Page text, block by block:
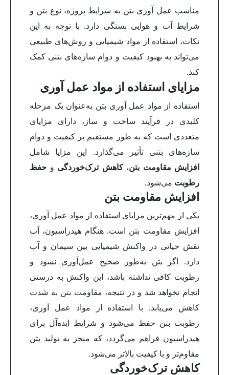
مناسب عمل آوری بتن به شرایط پروژه، نوع بتن و
شرایط آب و هوایی بستگی دارد. با توجه به این
نکات، استفاده از مواد شیمیایی و روش‌های طبیعی
می‌تواند به بهبود کیفیت و دوام سازه‌های بتنی کمک
کند.
مزایای استفاده از مواد عمل آوری
استفاده از مواد عمل آوری بتن به‌عنوان یک مرحله
کلیدی در فرآیند ساخت و ساز، دارای مزایای
متعددی است که به طور مستقیم بر کیفیت و دوام
سازه‌های بتنی تأثیر می‌گذارد. این مزایا شامل
افزایش مقاومت بتن،کاهش ترک‌خوردگی و حفظ
رطوبت می‌شود.
افزایش مقاومت بتن
یکی از مهم‌ترین مزایای استفاده از مواد عمل آوری،
افزایش مقاومت بتن است. هنگام هیدراسیون، آب
نقش حیاتی در واکنش شیمیایی بین سیمان و آب
دارد. اگر بتن به‌طور صحیح عمل‌آوری نشود و
رطوبت کافی نداشته باشد، این واکنش به درستی
انجام نخواهد شد و در نتیجه، مقاومت بتن به شدت
کاهش می‌یابد. با استفاده از مواد عمل آوری،
رطوبت بتن حفظ می‌شود و شرایط ایده‌آل برای
هیدراسیون فراهم می‌گردد، که منجر به تولید بتن
مقاوم‌تر و با کیفیت بالاتر می‌شود.
کاهش ترک‌خوردگی